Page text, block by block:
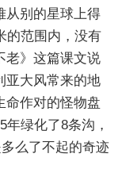
从别的星球上得
的范围内，没有
老》这篇课文说
亚大风常来的地
命作对的怪物盘
绿化了8条沟，
么了不起的奇迹